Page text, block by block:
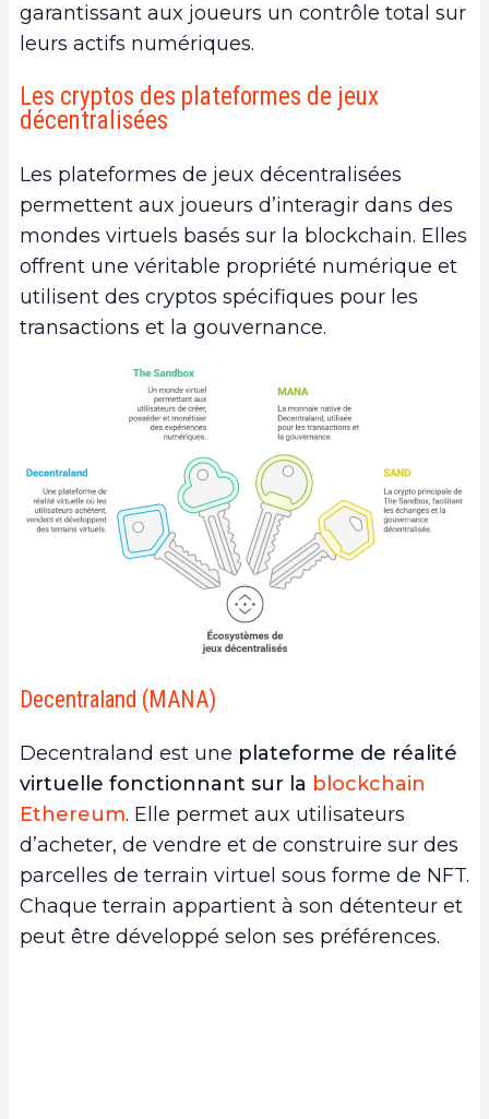
garantissant aux joueurs un contrôle total sur
leurs actifs numériques.
Les cryptos des plateformes de jeux
décentralisées
Les plateformes de jeux décentralisées
permettent aux joueurs d’interagir dans des
mondes virtuels basés sur la blockchain. Elles
offrent une véritable propriété numérique et
utilisent des cryptos spécifiques pour les
transactions et la gouvernance.
Decentraland (MANA)
Decentraland est une plateforme de réalité
virtuelle fonctionnant sur la blockchain
Ethereum. Elle permet aux utilisateurs
d’acheter, de vendre et de construire sur des
parcelles de terrain virtuel sous forme de NFT.
Chaque terrain appartient à son détenteur et
peut être développé selon ses préférences.